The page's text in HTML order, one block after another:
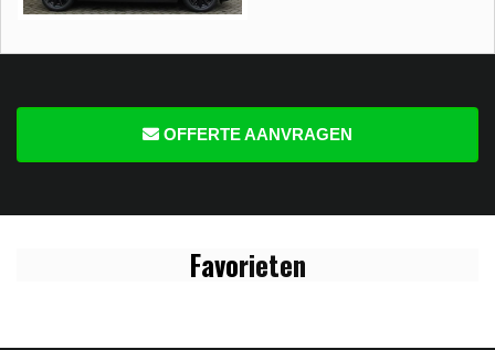
OFFERTE AANVRAGEN
Favorieten